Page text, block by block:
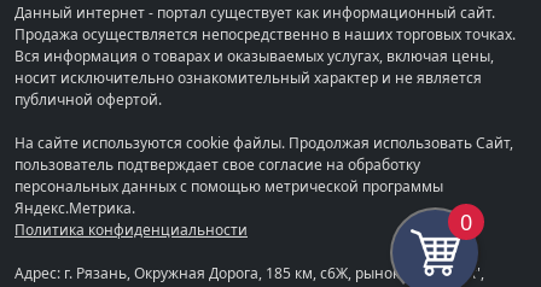
Данный интернет - портал существует как информационный сайт.
Продажа осуществляется непосредственно в наших торговых точках.
Вся информация о товарах и оказываемых услугах, включая цены,
носит исключительно ознакомительный характер и не является
публичной офертой.
На сайте используются cookie файлы. Продолжая использовать Сайт,
пользователь подтверждает свое согласие на обработку
персональных данных с помощью метрической программы
Яндекс.Метрика.
Политика конфиденциальности
Адрес: г. Рязань, Окружная Дорога, 185 км, с6Ж, рынок "СТРОЙКА",
0